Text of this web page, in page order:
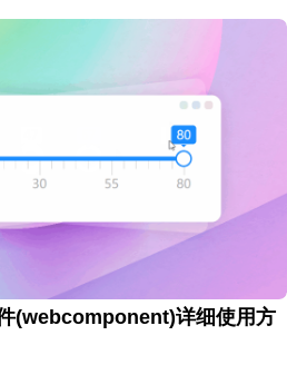
(webcomponent)详细使用方